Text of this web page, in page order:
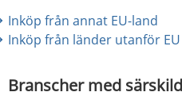
Inköp från annat EU-land
Inköp från länder utanför EU
Branscher med